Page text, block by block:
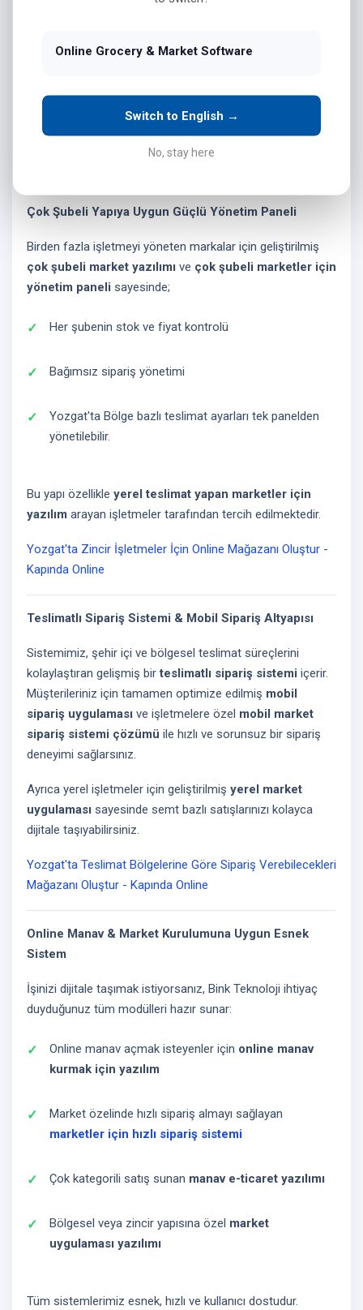
için hızlı, güvenli ve esnek bir altyapı sağlıyoruz.
Mağaza - Hemen Mağazanı Oluştur
Çok Şubeli Yapıya Uygun Güçlü Yönetim Paneli
Birden fazla işletmeyi yöneten markalar için geliştirilmiş
çok şubeli market yazılımı ve çok şubeli marketler için
yönetim paneli sayesinde;
Her şubenin stok ve fiyat kontrolü
Bağımsız sipariş yönetimi
Yozgat'ta Bölge bazlı teslimat ayarları tek panelden
yönetilebilir.
Bu yapı özellikle yerel teslimat yapan marketler için
yazılım arayan işletmeler tarafından tercih edilmektedir.
Yozgat'ta Zincir İşletmeler İçin Online Mağazanı Oluştur -
Kapında Online
Teslimatlı Sipariş Sistemi & Mobil Sipariş Altyapısı
Sistemimiz, şehir içi ve bölgesel teslimat süreçlerini
kolaylaştıran gelişmiş birteslimatlı sipariş sistemi içerir.
Müşterileriniz için tamamen optimize edilmiş mobil
sipariş uygulaması ve işletmelere özel mobil market
sipariş sistemi çözümü ile hızlı ve sorunsuz bir sipariş
deneyimi sağlarsınız.
Ayrıca yerel işletmeler için geliştirilmiş yerel market
uygulaması sayesinde semt bazlı satışlarınızı kolayca
dijitale taşıyabilirsiniz.
Yozgat'ta Teslimat Bölgelerine Göre Sipariş Verebilecekleri
Mağazanı Oluştur - Kapında Online
Online Manav & Market Kurulumuna Uygun Esnek
Sistem
İşinizi dijitale taşımak istiyorsanız, Bink Teknoloji ihtiyaç
duyduğunuz tüm modülleri hazır sunar:
Online manav açmak isteyenler için online manav
kurmak için yazılım
Market özelinde hızlı sipariş almayı sağlayan
marketler için hızlı sipariş sistemi
Çok kategorili satış sunan manav e-ticaret yazılımı
Bölgesel veya zincir yapısına özel market
uygulaması yazılımı
Tüm sistemlerimiz esnek, hızlı ve kullanıcı dostudur.
Online Grocery & Market Software
Switch to English →
No, stay here